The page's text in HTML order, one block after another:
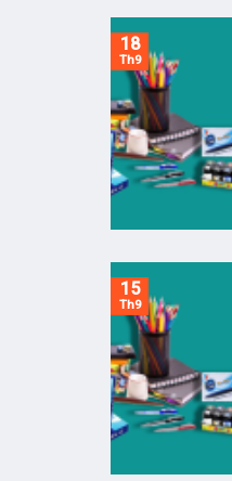
18
Th9
15
Th9